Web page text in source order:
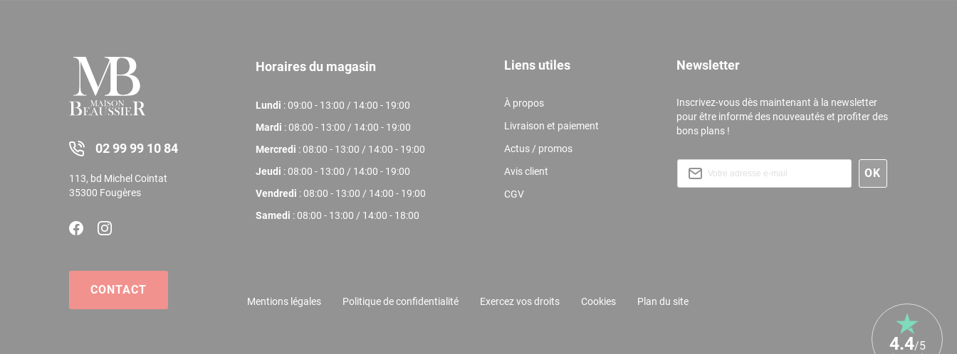
4.4/5
02 99 99 10 84
113, bd Michel Cointat
35300 Fougères
CONTACT
Horaires du magasin
Lundi : 09:00 - 13:00 / 14:00 - 19:00
Mardi : 08:00 - 13:00 / 14:00 - 19:00
Mercredi : 08:00 - 13:00 / 14:00 - 19:00
Jeudi : 08:00 - 13:00 / 14:00 - 19:00
Vendredi : 08:00 - 13:00 / 14:00 - 19:00
Samedi : 08:00 - 13:00 / 14:00 - 18:00
Liens utiles
À propos
Livraison et paiement
Actus / promos
Avis client
CGV
Newsletter
Inscrivez-vous dès maintenant à la newsletter
pour être informé des nouveautés et profiter des
bons plans !
Mentions légales Politique de confidentialité Exercez vos droits Cookies Plan du site